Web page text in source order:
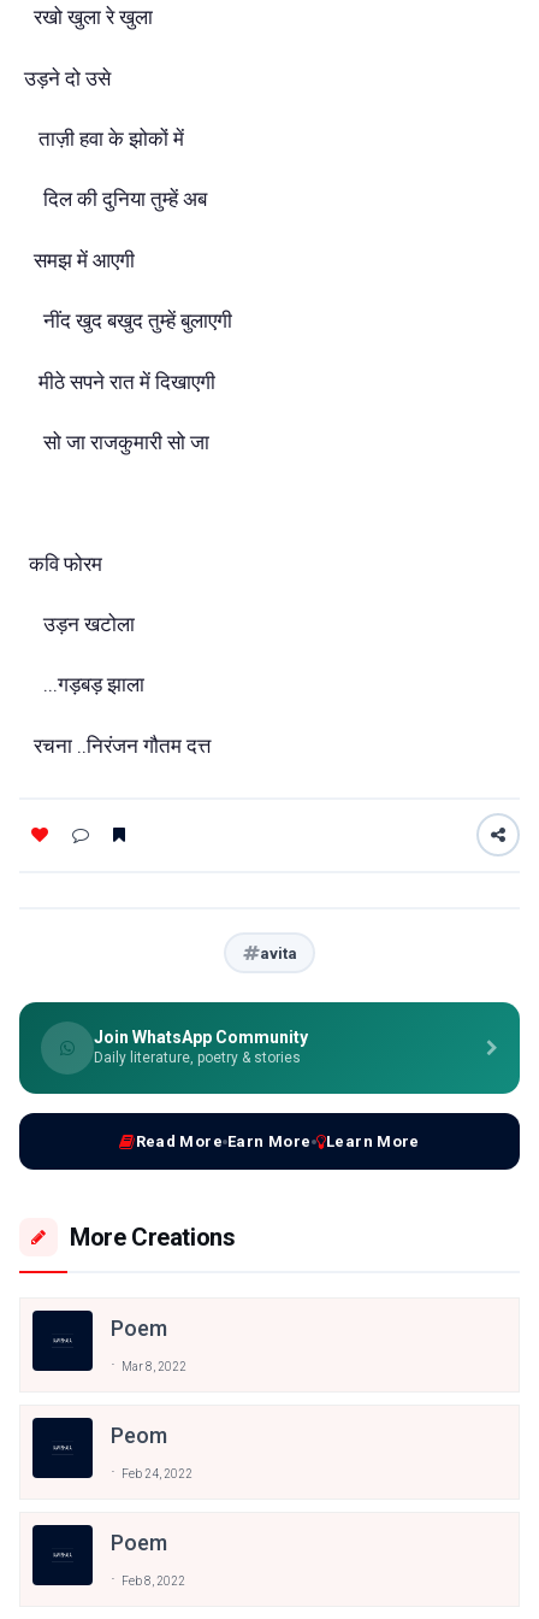
रखो खुला रे खुला
उड़ने दो उसे
ताज़ी हवा के झोकों में
दिल की दुनिया तुम्हें अब
समझ में आएगी
नींद खुद बखुद तुम्हें बुलाएगी
मीठे सपने रात में दिखाएगी
सो जा राजकुमारी सो जा
कवि फोरम
उड़न खटोला
...गड़बड़ झाला
रचना ..निरंजन गौतम दत्त
avita
Join WhatsApp Community
Daily literature, poetry & stories
Read More Earn More Learn More
More Creations
Poem
Mar 8, 2022
Peom
Feb 24, 2022
Poem
Feb 8, 2022